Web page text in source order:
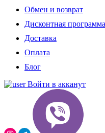
Обмен и возврат
Дисконтная программа
Доставка
Оплата
Блог
Войти в акканут